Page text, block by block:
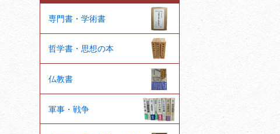
専門書・学術書
哲学書・思想の本
仏教書
軍事・戦争